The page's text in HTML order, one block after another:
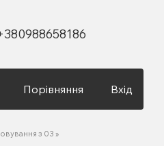
Порівняння Вхід
з 03 »